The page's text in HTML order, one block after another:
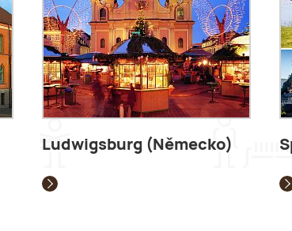
Ludwigsburg (Německo)